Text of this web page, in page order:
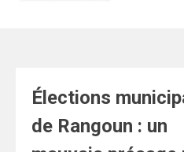
Élections
de Rangoun : un